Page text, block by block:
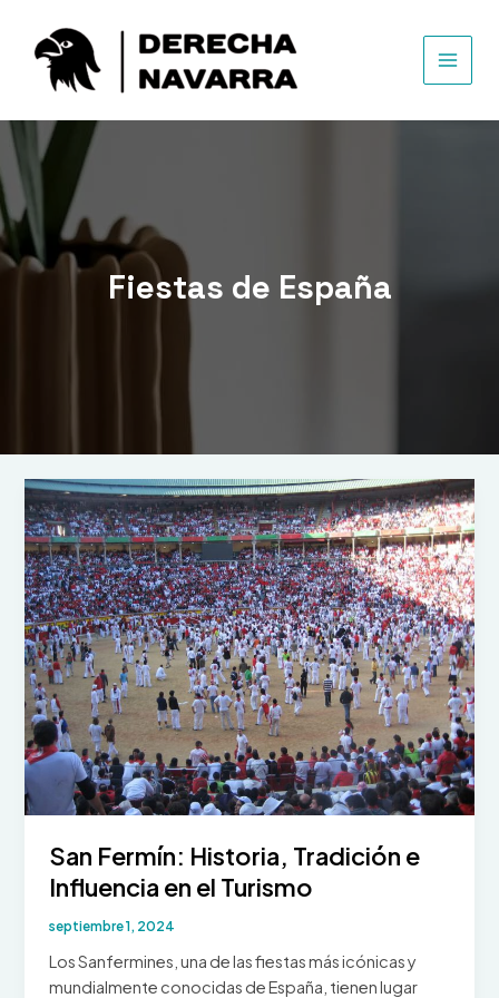
contenido
MAIN
Fiestas de España
San Fermín: Historia, Tradición e
Influencia en el Turismo
septiembre 1, 2024
Los Sanfermines, una de las fiestas más icónicas y
mundialmente conocidas de España, tienen lugar